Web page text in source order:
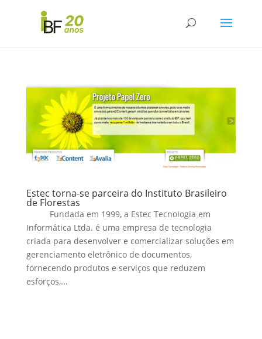
Estec torna-se parceira do Instituto Brasileiro
de Florestas
Fundada em 1999, a Estec Tecnologia em
Informática Ltda. é uma empresa de tecnologia
criada para desenvolver e comercializar soluções em
gerenciamento eletrônico de documentos,
fornecendo produtos e serviços que reduzem
esforços,...